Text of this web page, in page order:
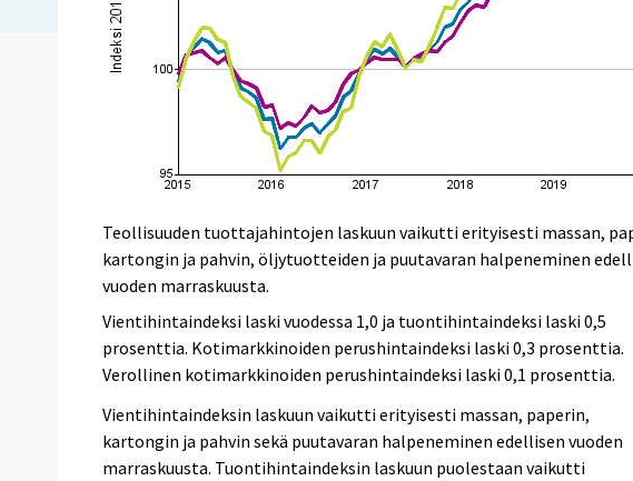
Teollisuuden tuottajahintojen laskuun vaikutti erityisesti massan,
kartongin ja pahvin, öljytuotteiden ja puutavaran halpeneminen
vuoden marraskuusta.
Vientihintaindeksi laski vuodessa 1,0 ja tuontihintaindeksi laski 0,5
prosenttia. Kotimarkkinoiden perushintaindeksi laski 0,3 prosenttia.
Verollinen kotimarkkinoiden perushintaindeksi laski 0,1 prosenttia.
Vientihintaindeksin laskuun vaikutti erityisesti massan, paperin,
kartongin ja pahvin sekä puutavaran halpeneminen edellisen vuoden
marraskuusta. Tuontihintaindeksin laskuun puolestaan vaikutti